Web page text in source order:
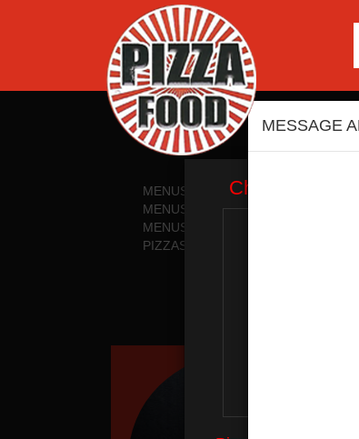
MENUS ENFANTS
MENUS
MENUS MIDI
PIZZAS TOMATE
MESSAGE